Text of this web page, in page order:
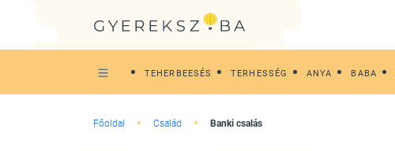
TEHERBEESÉS TERHESSÉG ANYA BABA
Főoldal Család Banki csalás